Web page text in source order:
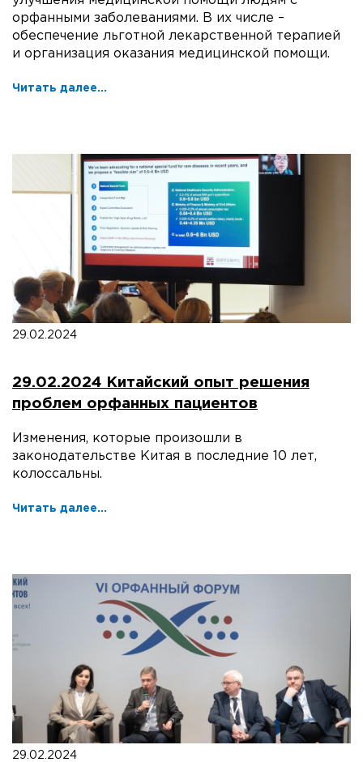
орфанными заболеваниями. В их числе –
обеспечение льготной лекарственной терапией
и организация оказания медицинской помощи.
Читать далее...
29.02.2024
29.02.2024 Китайский опыт решения
проблем орфанных пациентов
Изменения, которые произошли в
законодательстве Китая в последние 10 лет,
колоссальны.
Читать далее...
29.02.2024